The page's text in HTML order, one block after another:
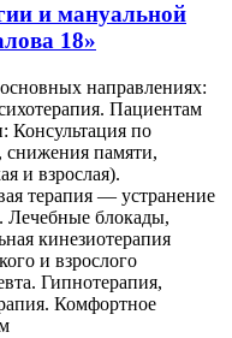
и мануальной
18»
направлениях:
Пациентам
Консультация по
снижения памяти,
и взрослая).
терапия — устранение
Лечебные блокады,
кинезиотерапия
и взрослого
Гипнотерапия,
Комфортное